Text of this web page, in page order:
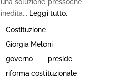
inedita... Leggi tutto.
Costituzione
Giorgia Meloni
governo
preside
riforma costituzionale